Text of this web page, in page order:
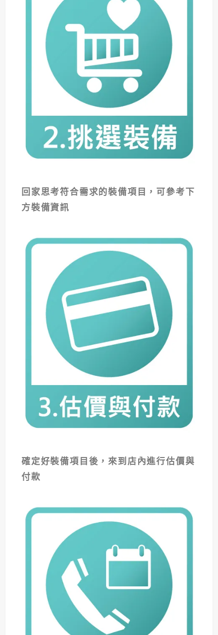
回家思考符合需求的裝備項目，可參考下
方裝備資訊
確定好裝備項目後，來到店內進行估價與
付款